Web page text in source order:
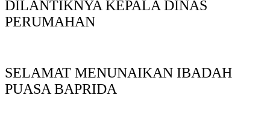
DILANTIKNYA KEPALA DINAS
PERUMAHAN
SELAMAT MENUNAIKAN IBADAH
PUASA BAPRIDA